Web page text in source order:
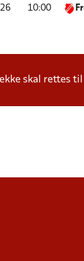
10:00
skal rettes til